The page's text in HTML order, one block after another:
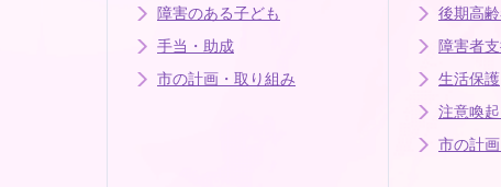
障害のある子ども
手当・助成
市の計画・取り組み
後期高
障害者
生活保護
注意喚
市の計